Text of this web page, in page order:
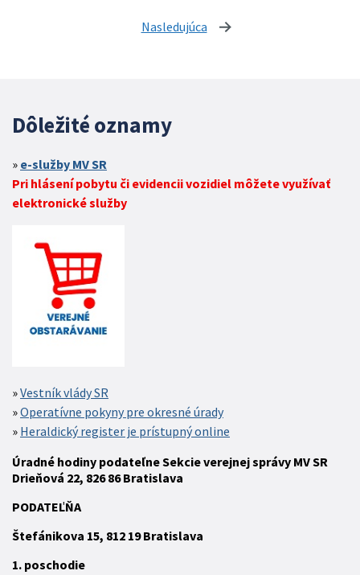
Nasledujúca stránka
Dôležité oznamy
e-služby MV SR
Pri hlásení pobytu či evidencii vozidiel môžete využívať
elektronické služby
Vestník vlády SR
Operatívne pokyny pre okresné úrady
Heraldický register je prístupný online
Úradné hodiny podateľne Sekcie verejnej správy MV SR
Drieňová 22, 826 86 Bratislava
PODATEĽŇA
Štefánikova 15, 812 19Bratislava
1. poschodie